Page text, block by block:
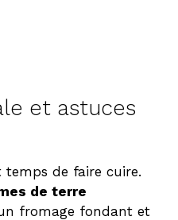
et astuces
de faire cuire.
de terre
fromage fondant et